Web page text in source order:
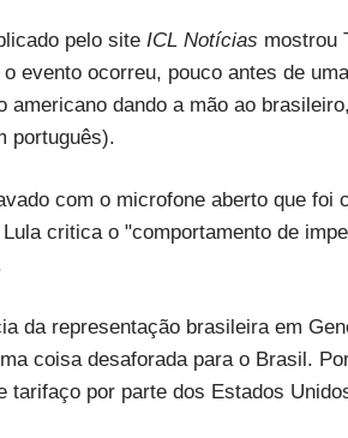
pelo site ICL Notícias mostrou
evento ocorreu, pouco antes de
dando a mão ao
português).
com o microfone aberto que foi
critica o "comportamento de
da representação brasileira em
coisa desaforada para o Brasil.
tarifaço por parte dos Estados